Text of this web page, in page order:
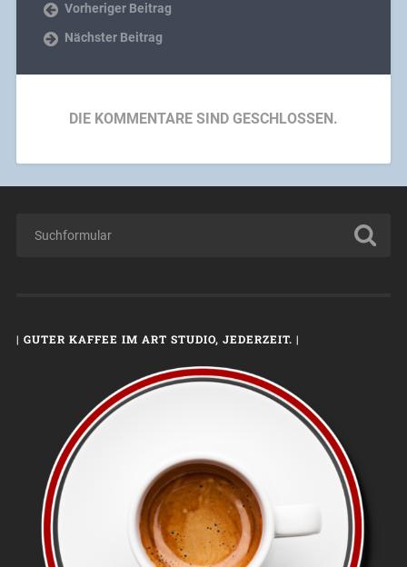
Vorheriger Beitrag
Nächster Beitrag
DIE KOMMENTARE SIND GESCHLOSSEN.
| GUTER KAFFEE IM ART STUDIO, JEDERZEIT. |